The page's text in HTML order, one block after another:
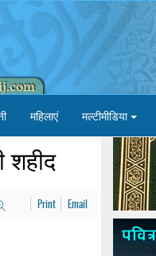
महिलाएं मल्टीमीडिया
शहीद
Print Email